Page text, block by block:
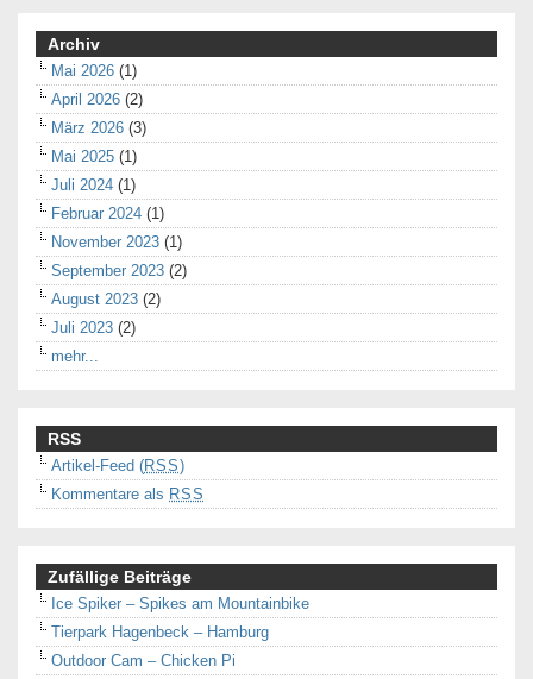
Archiv
Mai 2026 (1)
April 2026 (2)
März 2026 (3)
Mai 2025 (1)
Juli 2024 (1)
Februar 2024 (1)
November 2023 (1)
September 2023 (2)
August 2023 (2)
Juli 2023 (2)
mehr...
RSS
Artikel-Feed (RSS)
Kommentare als RSS
Zufällige Beiträge
Ice Spiker – Spikes am Mountainbike
Tierpark Hagenbeck – Hamburg
Outdoor Cam – Chicken Pi